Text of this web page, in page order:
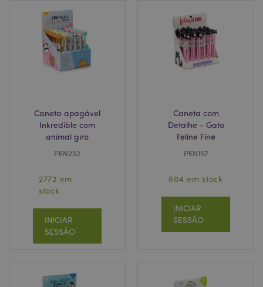
Caneta apagável
Inkredible com
animal giro
PEN252
2772 em
stock
INICIAR
SESSÃO
Caneta com
Detalhe - Gato
Feline Fine
PEN157
504 em stock
INICIAR
SESSÃO